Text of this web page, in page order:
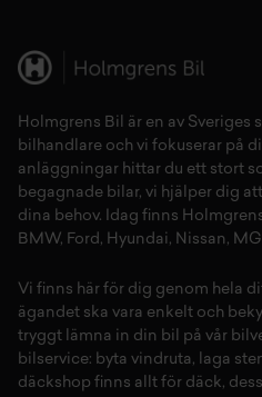
Holmgrens Bil är en av Sveriges
bilhandlare och vi fokuserar på
anläggningar hittar du ett stort
begagnade bilar, vi hjälper dig
dina behov. Idag finns
BMW, Ford, Hyundai, Nissan , MG
Vi finns här för dig genom hela
ägandet ska vara enkelt och
tryggt lämna in din bil på vår
bilservice: byta vindruta, laga
däckshop finns allt för däck,